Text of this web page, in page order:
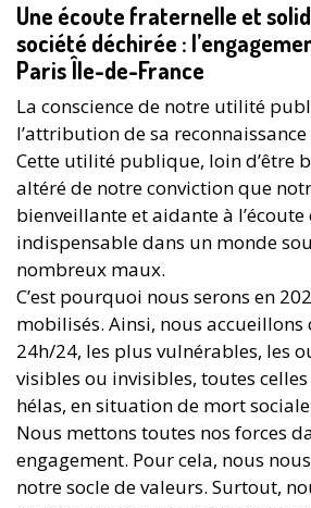
Une écoute fraternelle et
société déchirée :
Paris Île-de-France
La conscience de notre utilité
l’attribution de sa reconnaissance
Cette utilité publique, loin d’être
altéré de notre conviction que
bienveillante et aidante à l’écoute
indispensable dans un monde
nombreux maux.
C’est pourquoi nous serons en
mobilisés. Ainsi, nous accueillons
24h/24, les plus vulnérables, les
visibles ou invisibles, toutes
hélas, en situation de mort
Nous mettons toutes nos forces
engagement. Pour cela, nous
notre socle de valeurs. Surtout,